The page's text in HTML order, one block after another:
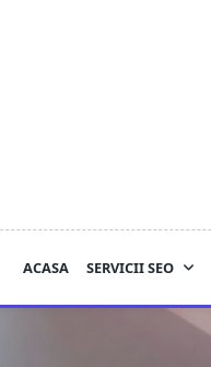
ACASA SERVICII SEO